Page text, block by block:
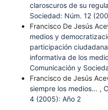
claroscuros de su
Sociedad: Núm. 12
Francisco De Jesús
medios y
participación
informativa de los
Comunicación y
Francisco de Jesús
siempre los medios... ,
4 (2005): Año 2